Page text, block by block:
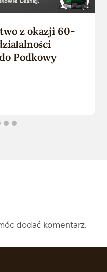
z okazji 60-
Podkowy
dodać komentarz.